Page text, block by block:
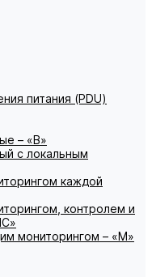
питания (PDU)
– «В»
с локальным
каждой
контролем и
мониторингом – «М»